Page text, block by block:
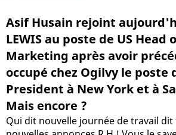
Asif Husain rejoint
LEWIS au poste de US Head
Marketing après avoir
occupé chez Ogilvy le poste
President à New York et à
Mais encore ?
Qui dit nouvelle journée de travail